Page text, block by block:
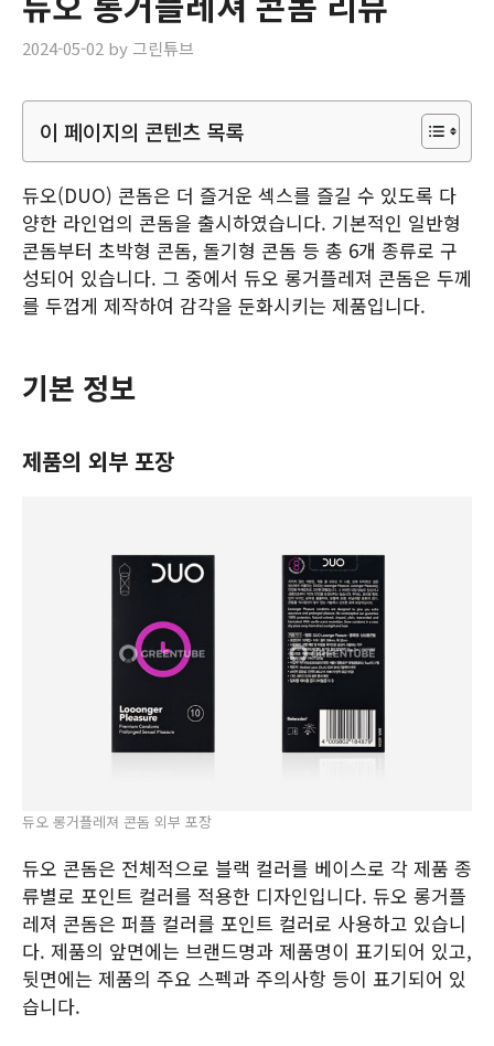
2024-05-02 by그린튜브
이 페이지의 콘텐츠 목록
듀오(DUO) 콘돔은 더 즐거운 섹스를 즐길 수 있도록 다
양한 라인업의 콘돔을 출시하였습니다. 기본적인 일반형
콘돔부터 초박형 콘돔, 돌기형 콘돔 등 총 6개 종류로 구
성되어 있습니다. 그 중에서 듀오 롱거플레져 콘돔은 두께
를 두껍게 제작하여 감각을 둔화시키는 제품입니다.
기본 정보
제품의 외부 포장
듀오 롱거플레져 콘돔 외부 포장
듀오 콘돔은 전체적으로 블랙 컬러를 베이스로 각 제품 종
류별로 포인트 컬러를 적용한 디자인입니다. 듀오 롱거플
레져 콘돔은 퍼플 컬러를 포인트 컬러로 사용하고 있습니
다. 제품의 앞면에는 브랜드명과 제품명이 표기되어 있고,
뒷면에는 제품의 주요 스펙과 주의사항 등이 표기되어 있
습니다.